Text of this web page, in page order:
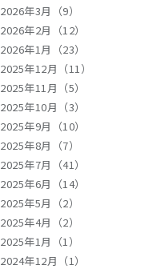
2026年3月（9）
2026年2月（12）
2026年1月（23）
2025年12月（11）
2025年11月（5）
2025年10月（3）
2025年9月（10）
2025年8月（7）
2025年7月（41）
2025年6月（14）
2025年5月（2）
2025年4月（2）
2025年1月（1）
2024年12月（1）